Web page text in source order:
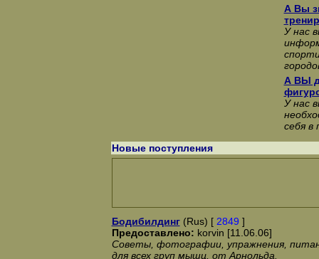
А Вы
У нас
А ВЫ
У нас
себя в
Новые поступления
Бодибилдинг(Rus) [ 2849 ]
Предоставлено: korvin [11.06.06]
Советы, фотографии, упражнения,
для всех груп мышц, от Арнольда.